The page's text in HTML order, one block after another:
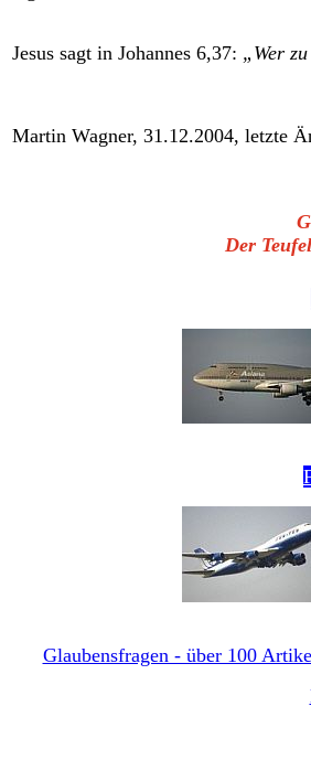
Jesus sagt in Johannes 6,37: „Wer
Martin Wagner, 31.12.2004, letzte
Der
Glaubensfragen - über 100